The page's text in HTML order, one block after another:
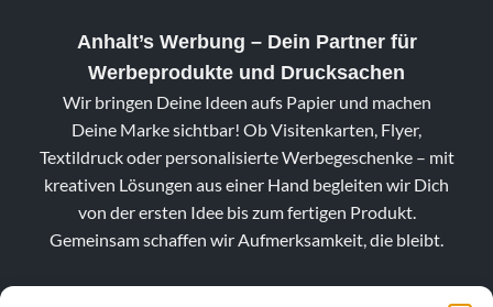
Anhalt’s Werbung – Dein Partner für
Werbeprodukte und Drucksachen
Wir bringen Deine Ideen aufs Papier und machen
Deine Marke sichtbar! Ob Visitenkarten, Flyer,
Textildruck oder personalisierte Werbegeschenke – mit
kreativen Lösungen aus einer Hand begleiten wir Dich
von der ersten Idee bis zum fertigen Produkt.
Gemeinsam schaffen wir Aufmerksamkeit, die bleibt.